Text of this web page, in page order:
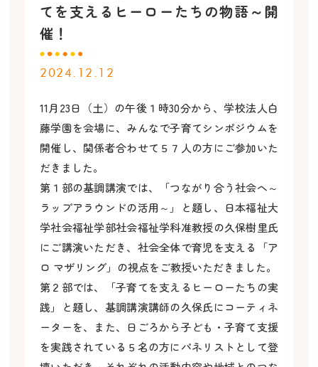
てを支えるヒーローたちの物語～開
催！
2024.12.12
11月23日（土）の午後１時30分から、学校法人白
藤学園を会場に、みんなで子育てシンポジウムを
開催し、関係者合わせて５７人の方にご参加いた
だきました。
第１部の基調講演では、「つながり合う社会へ～
ラップアラウンドの活用～」と題し、日本福祉大
学社会福祉学部社会福祉学科准教授の久保樹里氏
にご講演いただき、社会全体で育児を支える「ア
ロ マザリング」の視点をご教授いただきました。
第２部では、「子育てを支えるヒーローたちの実
践」と題し、基調講演講師の久保氏にコーティネ
ーターを、また、日ごろから子ども・子育て支援
を実践されている５名の方にパネリストとして登